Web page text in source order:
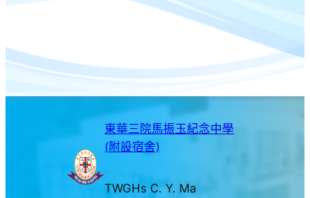
東華三院馬振玉紀念中學
(附設宿舍)
TWGHs C. Y. Ma